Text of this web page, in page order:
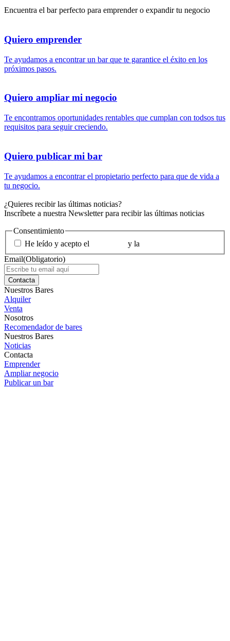
Encuentra el bar perfecto para emprender o expandir tu negocio
Quiero emprender
Te ayudamos a encontrar un bar que te garantice el éxito en los
próximos pasos.
Quiero ampliar mi negocio
Te encontramos oportunidades rentables que cumplan con todsos tus
requisitos para seguir creciendo.
Quiero publicar mi bar
Te ayudamos a encontrar el propietario perfecto para que de vida a
tu negocio.
¿Quieres recibir las últimas noticias?
Inscríbete a nuestra Newsletter para recibir las últimas noticias
Consentimiento
He leído y acepto el
y la
Email(Obligatorio)
Nuestros Bares
Alquiler
Venta
Nosotros
Recomendador de bares
Nuestros Bares
Noticias
Contacta
Emprender
Ampliar negocio
Publicar un bar